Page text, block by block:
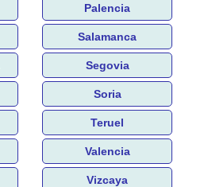
Palencia
Salamanca
Segovia
Soria
Teruel
Valencia
Vizcaya